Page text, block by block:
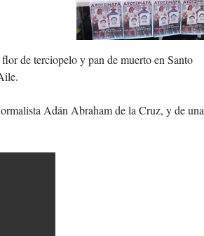
de terciopelo y pan de muerto en Santo
Adán Abraham de la Cruz, y de una